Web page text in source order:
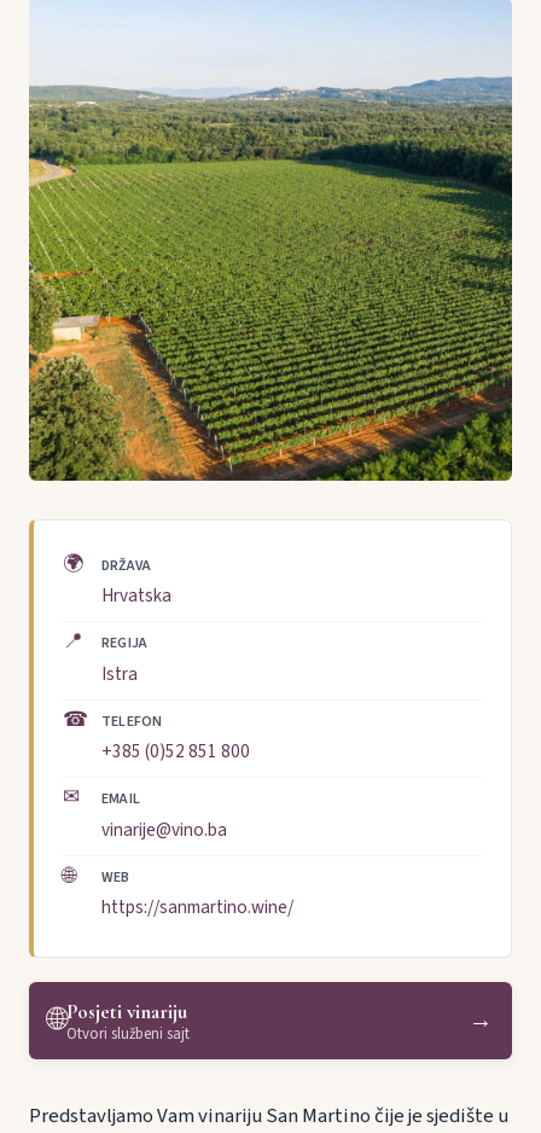
🌍 DRŽAVA
Hrvatska
📍 REGIJA
Istra
☎ TELEFON
+385 (0)52 851 800
✉ EMAIL
vinarije@vino.ba
🌐 WEB
https://sanmartino.wine/
🌐Posjeti vinariju
Otvori službeni sajt →
Predstavljamo Vam vinariju San Martino čije je sjedište u